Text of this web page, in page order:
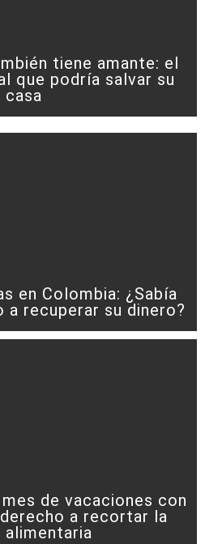
tiene amante: el
que podría salvar su
casa
en Colombia: ¿Sabía
a recuperar su dinero?
de vacaciones con
a recortar la
alimentaria